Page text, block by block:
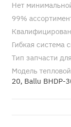
Нет
99%
Гибкая система
Тип запчасти
Модель
20, Ballu BHDP-